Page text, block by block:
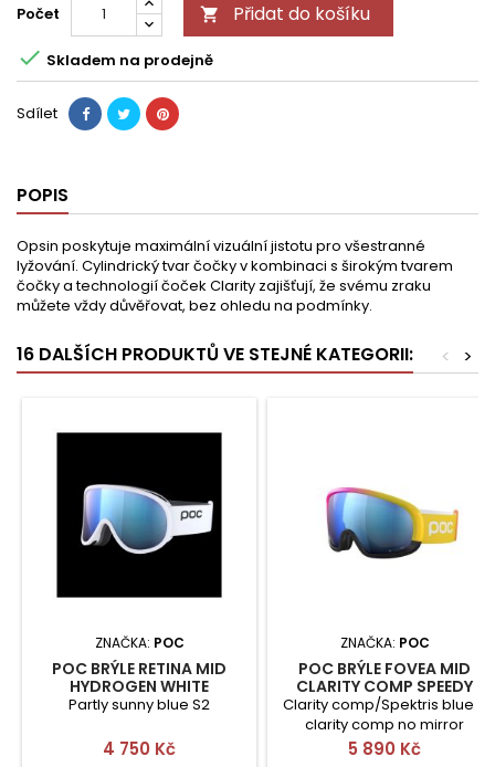
Počet  Přidat do košíku
 Skladem na prodejně
Sdílet
POPIS
Opsin poskytuje maximální vizuální jistotu pro všestranné
lyžování. Cylindrický tvar čočky v kombinaci s širokým tvarem
čočky a technologií čoček Clarity zajišťují, že svému zraku
můžete vždy důvěřovat, bez ohledu na podmínky.
16 DALŠÍCH PRODUKTŮ VE STEJNÉ KATEGORII: >
<
ZNAČKA: POC
POC BRÝLE RETINA MID
HYDROGEN WHITE
Partly sunny blue S2
Cena
4 750 Kč
ZNAČKA: POC
POC BRÝLE FOVEA MID
CLARITY COMP SPEEDY
GRADIENT/URANIUM BLACK
Clarity comp/Spektris blue +
clarity comp no mirror
Cena
5 890 Kč